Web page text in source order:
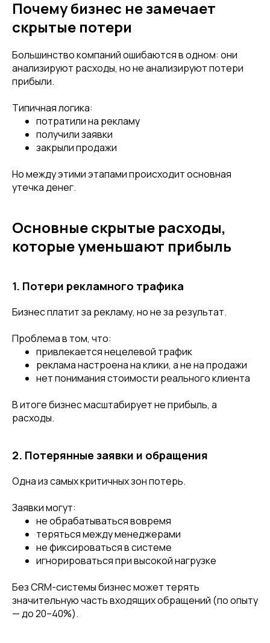
Почему бизнес не замечает
скрытые потери
Большинство компаний ошибаются в одном: они
анализируют расходы, но не анализируют потери
прибыли.
Типичная логика:
потратили на рекламу
получили заявки
закрыли продажи
Но между этими этапами происходит основная
утечка денег.
Основные скрытые расходы,
которые уменьшают прибыль
1. Потери рекламного трафика
Бизнес платит за рекламу, но не за результат.
Проблема в том, что:
привлекается нецелевой трафик
реклама настроена на клики, а не на продажи
нет понимания стоимости реального клиента
В итоге бизнес масштабирует не прибыль, а
расходы.
2. Потерянные заявки и обращения
Одна из самых критичных зон потерь.
Заявки могут:
не обрабатываться вовремя
теряться между менеджерами
не фиксироваться в системе
игнорироваться при высокой нагрузке
Без CRM-системы бизнес может терять
значительную часть входящих обращений (по опыту
— до 20–40%).